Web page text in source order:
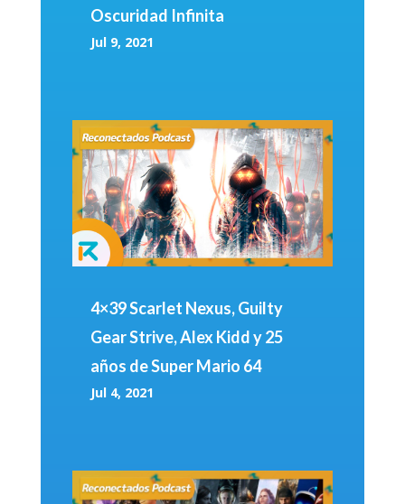
Oscuridad Infinita
Jul 9, 2021
4×39 Scarlet Nexus, Guilty
Gear Strive, Alex Kidd y 25
años de Super Mario 64
Jul 4, 2021